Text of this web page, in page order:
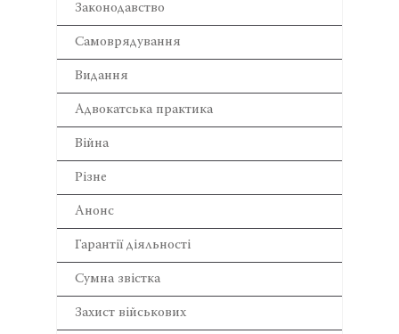
Законодавство
Самоврядування
Видання
Адвокатська практика
Війна
Різне
Анонс
Гарантії діяльності
Сумна звістка
Захист військових